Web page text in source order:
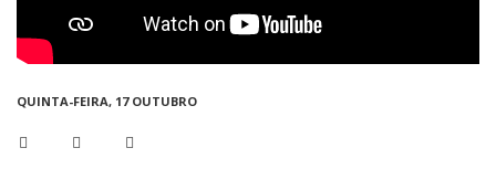
QUINTA-FEIRA, 17 OUTUBRO